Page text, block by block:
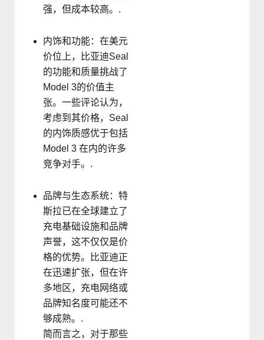
强，但成本较高。.
内饰和功能：在美元
价位上，比亚迪Seal
的功能和质量挑战了
Model 3的价值主
张。一些评论认为，
考虑到其价格，Seal
的内饰质感优于包括
Model 3 在内的许多
竞争对手。.
品牌与生态系统：特
斯拉已在全球建立了
充电基础设施和品牌
声誉，这不仅仅是价
格的优势。比亚迪正
在迅速扩张，但在许
多地区，充电网络或
品牌知名度可能还不
够成熟。.
简而言之，对于那些